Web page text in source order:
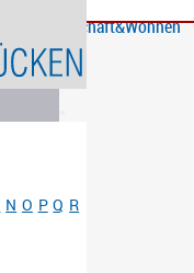
Wirtschaft&Wohnen
N O P Q R